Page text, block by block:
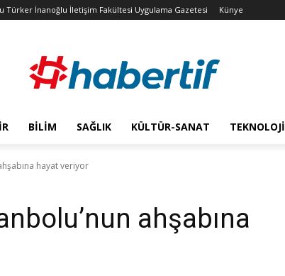
Türker İnanoğlu İletişim Fakültesi Uygulama Gazetesi Künye
BILIM SAĞLIK KÜLTÜR-SANAT TEKNOLOJI
hayat veriyor
ahşabına